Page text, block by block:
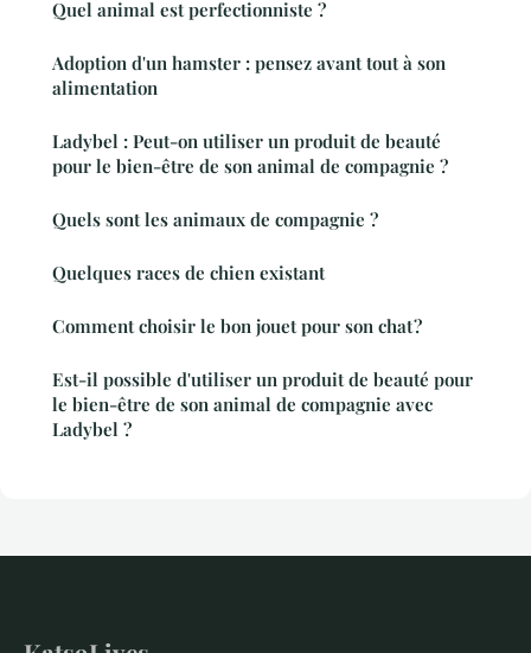
Quel animal est perfectionniste ?
Adoption d'un hamster : pensez avant tout à son
alimentation
Ladybel : Peut-on utiliser un produit de beauté
pour le bien-être de son animal de compagnie ?
Quels sont les animaux de compagnie ?
Quelques races de chien existant
Comment choisir le bon jouet pour son chat ?
Est-il possible d'utiliser un produit de beauté pour
le bien-être de son animal de compagnie avec
Ladybel ?